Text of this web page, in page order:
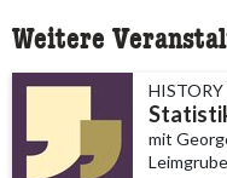
Weitere
HISTORY
mit